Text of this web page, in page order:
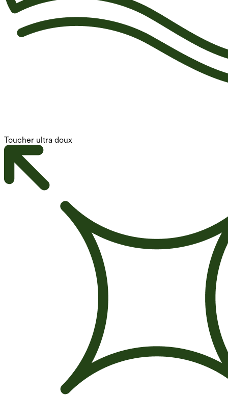
Toucher ultra doux